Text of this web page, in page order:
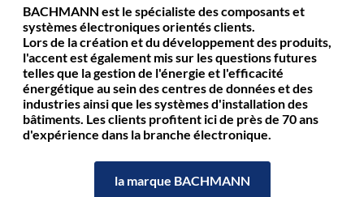
BACHMANN est le spécialiste des composants et
systèmes électroniques orientés clients.
Lors de la création et du développement des produits,
l'accent est également mis sur les questions futures
telles que la gestion de l'énergie et l'efficacité
énergétique au sein des centres de données et des
industries ainsi que les systèmes d'installation des
bâtiments. Les clients profitent ici de près de 70 ans
d'expérience dans la branche électronique.
la marque BACHMANN